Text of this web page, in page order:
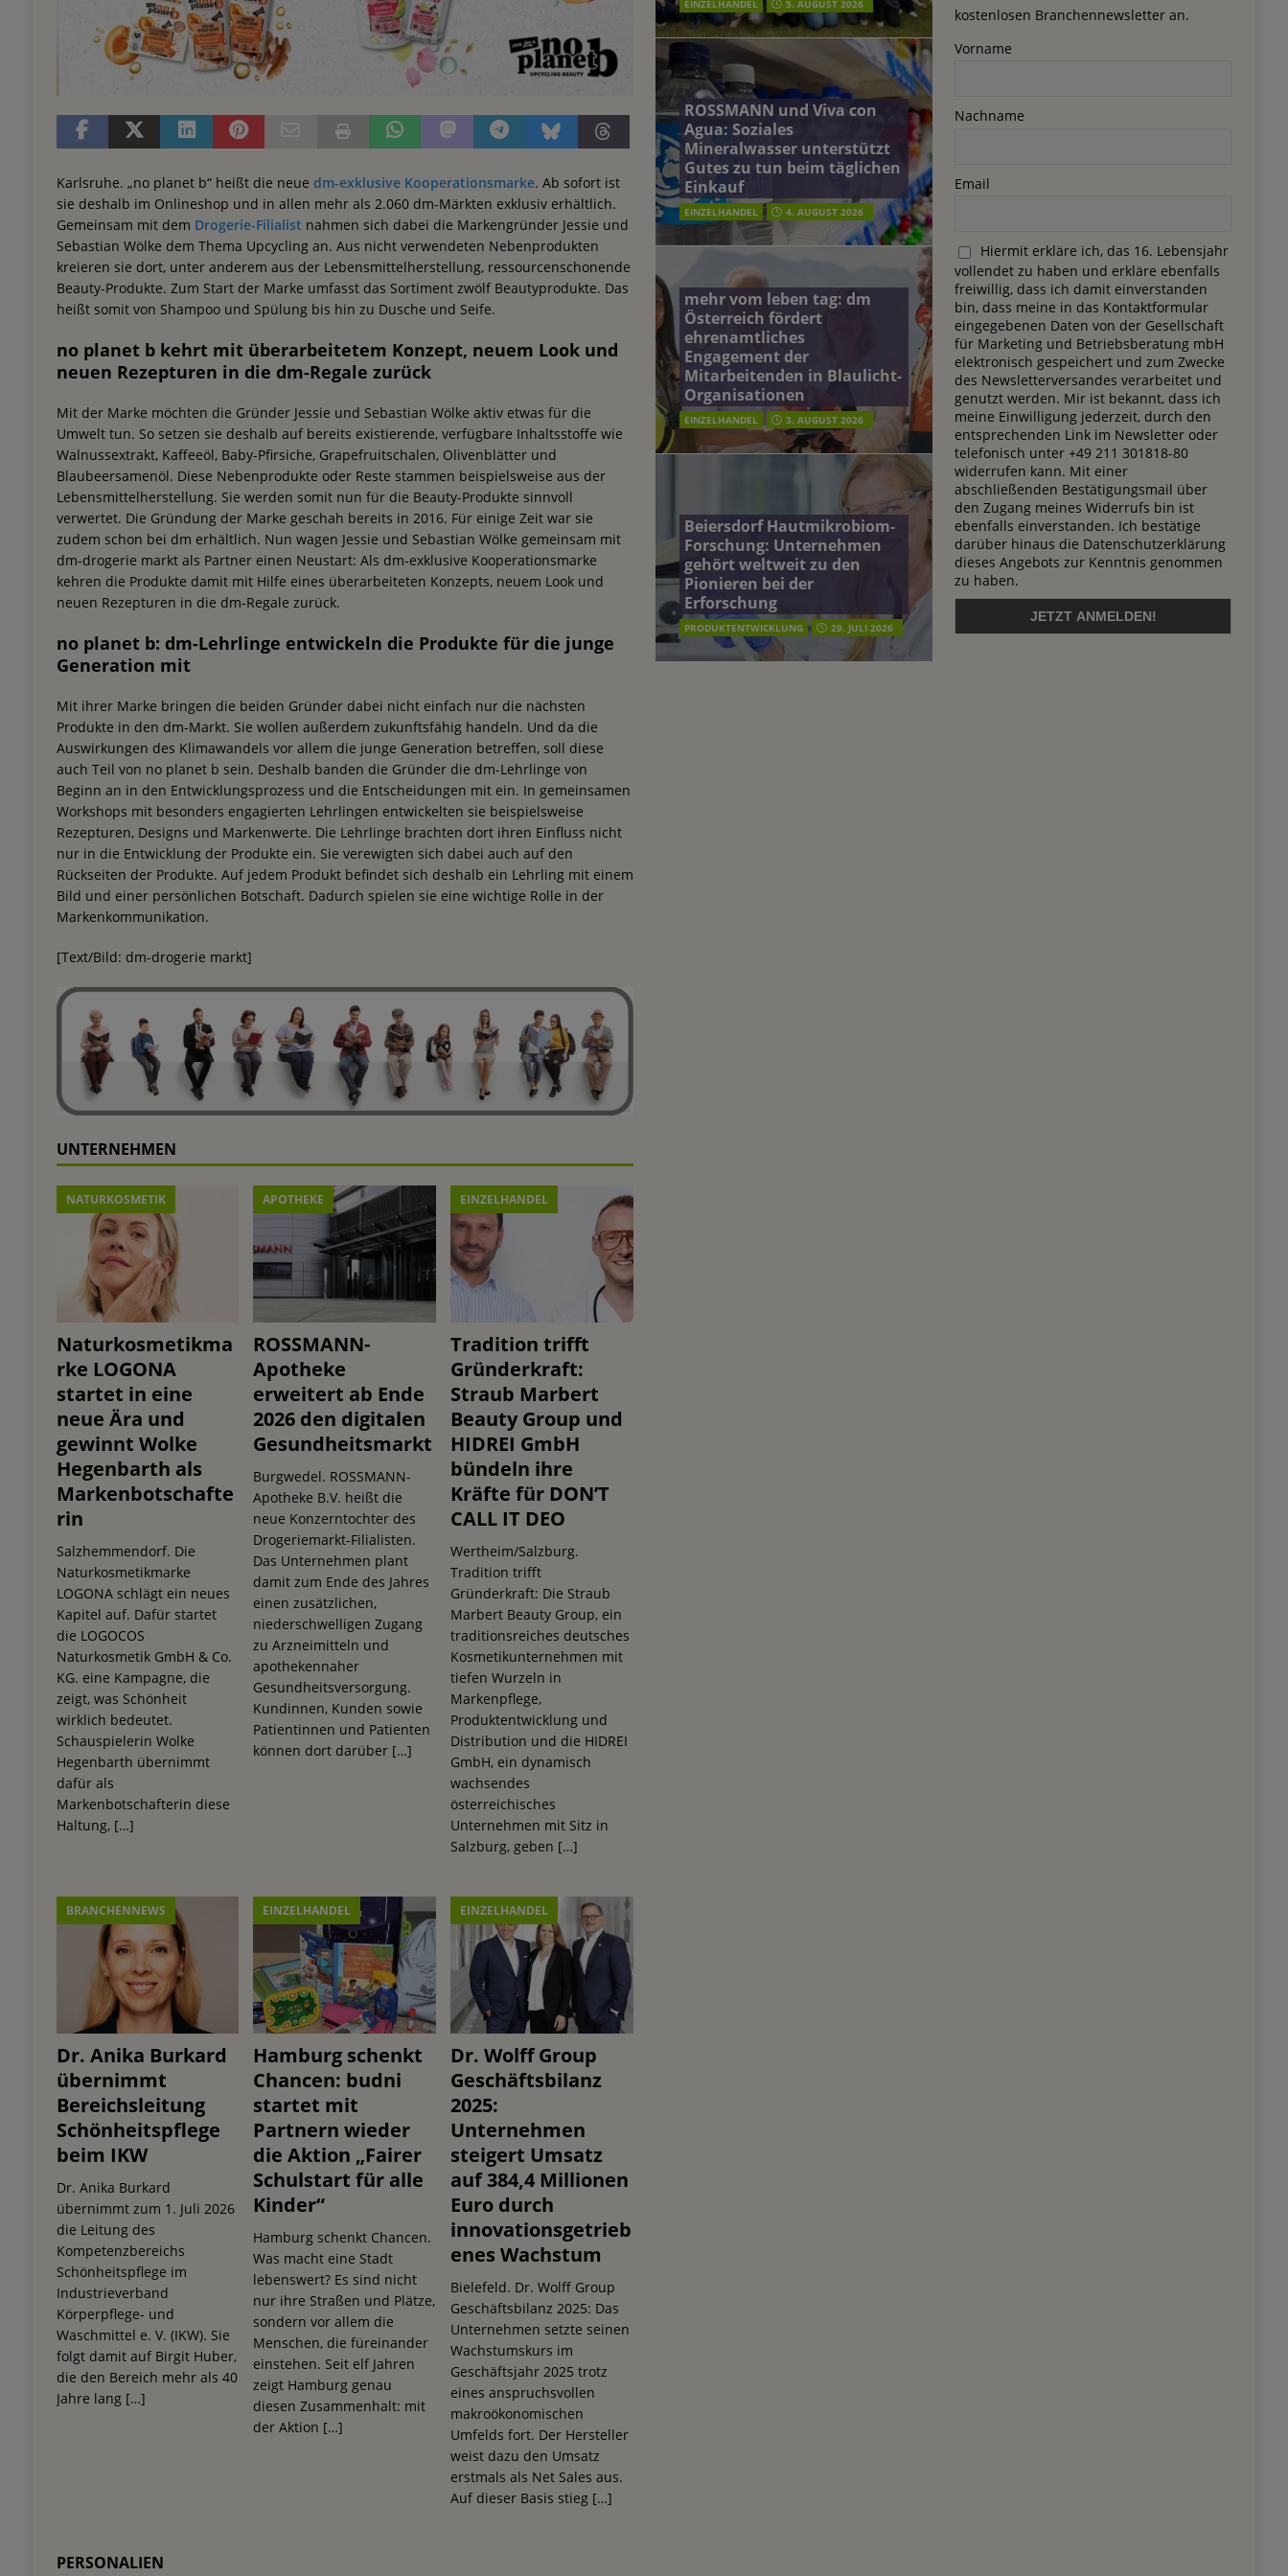
Karlsruhe. „no planet b“ heißt die neue dm-exklusive Kooperationsmarke. Ab sofort ist
sie deshalb im Onlineshop und in allen mehr als 2.060 dm-Märkten exklusiv erhältlich.
Gemeinsam mit dem Drogerie-Filialist nahmen sich dabei die Markengründer Jessie und
Sebastian Wölke dem Thema Upcycling an. Aus nicht verwendeten Nebenprodukten
kreieren sie dort, unter anderem aus der Lebensmittelherstellung, ressourcenschonende
Beauty-Produkte. Zum Start der Marke umfasst das Sortiment zwölf Beautyprodukte. Das
heißt somit von Shampoo und Spülung bis hin zu Dusche und Seife.
no planet b kehrt mit überarbeitetem Konzept, neuem Look und
neuen Rezepturen in die dm-Regale zurück
Mit der Marke möchten die Gründer Jessie und Sebastian Wölke aktiv etwas für die
Umwelt tun. So setzen sie deshalb auf bereits existierende, verfügbare Inhaltsstoffe wie
Walnussextrakt, Kaffeeöl, Baby-Pfirsiche, Grapefruitschalen, Olivenblätter und
Blaubeersamenöl. Diese Nebenprodukte oder Reste stammen beispielsweise aus der
Lebensmittelherstellung. Sie werden somit nun für die Beauty-Produkte sinnvoll
verwertet. Die Gründung der Marke geschah bereits in 2016. Für einige Zeit war sie
zudem schon bei dm erhältlich. Nun wagen Jessie und Sebastian Wölke gemeinsam mit
dm-drogerie markt als Partner einen Neustart: Als dm-exklusive Kooperationsmarke
kehren die Produkte damit mit Hilfe eines überarbeiteten Konzepts, neuem Look und
neuen Rezepturen in die dm-Regale zurück.
no planet b: dm-Lehrlinge entwickeln die Produkte für die junge
Generation mit
Mit ihrer Marke bringen die beiden Gründer dabei nicht einfach nur die nächsten
Produkte in den dm-Markt. Sie wollen außerdem zukunftsfähig handeln. Und da die
Auswirkungen des Klimawandels vor allem die junge Generation betreffen, soll diese
auch Teil von no planet b sein. Deshalb banden die Gründer die dm-Lehrlinge von
Beginn an in den Entwicklungsprozess und die Entscheidungen mit ein. In gemeinsamen
Workshops mit besonders engagierten Lehrlingen entwickelten sie beispielsweise
Rezepturen, Designs und Markenwerte. Die Lehrlinge brachten dort ihren Einfluss nicht
nur in die Entwicklung der Produkte ein. Sie verewigten sich dabei auch auf den
Rückseiten der Produkte. Auf jedem Produkt befindet sich deshalb ein Lehrling mit einem
Bild und einer persönlichen Botschaft. Dadurch spielen sie eine wichtige Rolle in der
Markenkommunikation.
[Text/Bild: dm-drogerie markt]
UNTERNEHMEN
NATURKOSMETIK
Naturkosmetikma
rke LOGONA
startet in eine
neue Ära und
gewinnt Wolke
Hegenbarth als
Markenbotschafte
rin
Salzhemmendorf. Die
Naturkosmetikmarke
LOGONA schlägt ein neues
Kapitel auf. Dafür startet
die LOGOCOS
Naturkosmetik GmbH & Co.
KG. eine Kampagne, die
zeigt, was Schönheit
wirklich bedeutet.
Schauspielerin Wolke
Hegenbarth übernimmt
dafür als
Markenbotschafterin diese
Haltung, […]
APOTHEKE
ROSSMANN-
Apotheke
erweitert ab Ende
2026 den digitalen
Gesundheitsmarkt
Burgwedel. ROSSMANN-
Apotheke B.V. heißt die
neue Konzerntochter des
Drogeriemarkt-Filialisten.
Das Unternehmen plant
damit zum Ende des Jahres
einen zusätzlichen,
niederschwelligen Zugang
zu Arzneimitteln und
apothekennaher
Gesundheitsversorgung.
Kundinnen, Kunden sowie
Patientinnen und Patienten
können dort darüber […]
EINZELHANDEL
Tradition trifft
Gründerkraft:
Straub Marbert
Beauty Group und
HIDREI GmbH
bündeln ihre
Kräfte für DON’T
CALL IT DEO
Wertheim/Salzburg.
Tradition trifft
Gründerkraft: Die Straub
Marbert Beauty Group, ein
traditionsreiches deutsches
Kosmetikunternehmen mit
tiefen Wurzeln in
Markenpflege,
Produktentwicklung und
Distribution und die HIDREI
GmbH, ein dynamisch
wachsendes
österreichisches
Unternehmen mit Sitz in
Salzburg, geben […]
BRANCHENNEWS
Dr. Anika Burkard
übernimmt
Bereichsleitung
Schönheitspflege
beim IKW
Dr. Anika Burkard
übernimmt zum 1. Juli 2026
die Leitung des
Kompetenzbereichs
Schönheitspflege im
Industrieverband
Körperpflege- und
Waschmittel e. V. (IKW). Sie
folgt damit auf Birgit Huber,
die den Bereich mehr als 40
Jahre lang […]
EINZELHANDEL
Hamburg schenkt
Chancen: budni
startet mit
Partnern wieder
die Aktion „Fairer
Schulstart für alle
Kinder“
Hamburg schenkt Chancen.
Was macht eine Stadt
lebenswert? Es sind nicht
nur ihre Straßen und Plätze,
sondern vor allem die
Menschen, die füreinander
einstehen. Seit elf Jahren
zeigt Hamburg genau
diesen Zusammenhalt: mit
der Aktion […]
EINZELHANDEL
Dr. Wolff Group
Geschäftsbilanz
2025:
Unternehmen
steigert Umsatz
auf 384,4 Millionen
Euro durch
innovationsgetrieb
enes Wachstum
Bielefeld. Dr. Wolff Group
Geschäftsbilanz 2025: Das
Unternehmen setzte seinen
Wachstumskurs im
Geschäftsjahr 2025 trotz
eines anspruchsvollen
makroökonomischen
Umfelds fort. Der Hersteller
weist dazu den Umsatz
erstmals als Net Sales aus.
Auf dieser Basis stieg […]
PERSONALIEN
EINZELHANDEL 5. AUGUST 2026
ROSSMANN und Viva con
Agua: Soziales
Mineralwasser unterstützt
Gutes zu tun beim täglichen
Einkauf
EINZELHANDEL 4. AUGUST 2026
mehr vom leben tag: dm
Österreich fördert
ehrenamtliches
Engagement der
Mitarbeitenden in Blaulicht-
Organisationen
EINZELHANDEL 3. AUGUST 2026
Beiersdorf Hautmikrobiom-
Forschung: Unternehmen
gehört weltweit zu den
Pionieren bei der
Erforschung
PRODUKTENTWICKLUNG 29. JULI 2026
kostenlosen Branchennewsletter an.
Vorname
Nachname
Email
Hiermit erkläre ich, das 16. Lebensjahr
vollendet zu haben und erkläre ebenfalls
freiwillig, dass ich damit einverstanden
bin, dass meine in das Kontaktformular
eingegebenen Daten von der Gesellschaft
für Marketing und Betriebsberatung mbH
elektronisch gespeichert und zum Zwecke
des Newsletterversandes verarbeitet und
genutzt werden. Mir ist bekannt, dass ich
meine Einwilligung jederzeit, durch den
entsprechenden Link im Newsletter oder
telefonisch unter +49 211 301818-80
widerrufen kann. Mit einer
abschließenden Bestätigungsmail über
den Zugang meines Widerrufs bin ist
ebenfalls einverstanden. Ich bestätige
darüber hinaus die Datenschutzerklärung
dieses Angebots zur Kenntnis genommen
zu haben.